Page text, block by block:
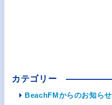
カテゴリー
BeachFMからのお知らせ